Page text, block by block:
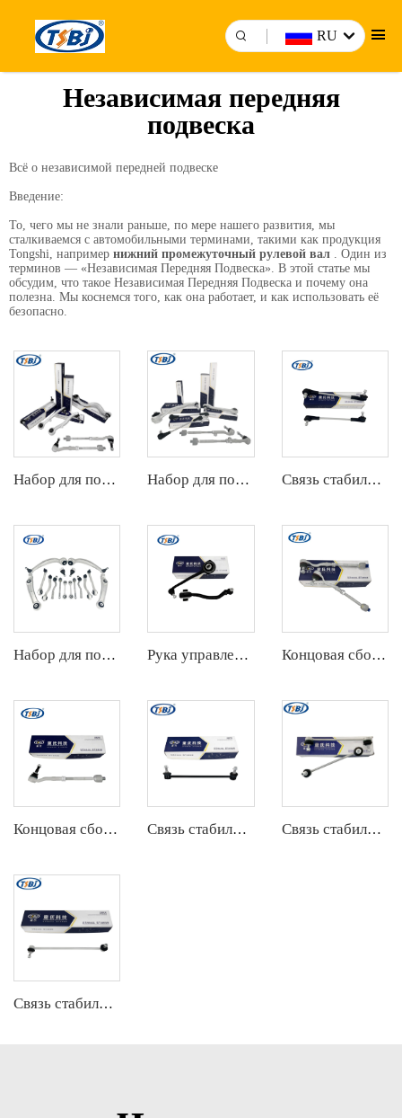
RU
Независимая передняя
подвеска
Всё о независимой передней подвеске
Введение:
То, чего мы не знали раньше, по мере нашего развития, мы
сталкиваемся с автомобильными терминами, такими как продукция
Tongshi, например нижний промежуточный рулевой вал . Один из
терминов — «Независимая Передняя Подвеска». В этой статье мы
обсудим, что такое Независимая Передняя Подвеска и почему она
полезна. Мы коснемся того, как она работает, и как использовать её
безопасно.
Набор для подвески Набор для подвески Связь стабилизатора
Набор для подвески Рука управления Концовая сборка штанги
Концовая сборка штанги Связь стабилизатора Связь стабилизатора
Связь стабилизатора